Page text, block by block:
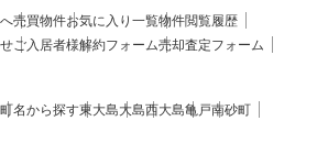
売買物件お気に入り一覧物件閲覧履歴
ご入居者様解約フォーム売却査定フォーム
町名から探す東大島大島西大島亀戸南砂町